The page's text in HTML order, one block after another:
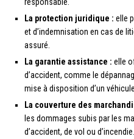
La protection juridique : elle
et d’indemnisation en cas de
assuré.
La garantie assistance : elle
d’accident, comme le
mise à disposition d’un
La couverture des
les dommages subis par les
d’accident, de vol ou d’incendie.